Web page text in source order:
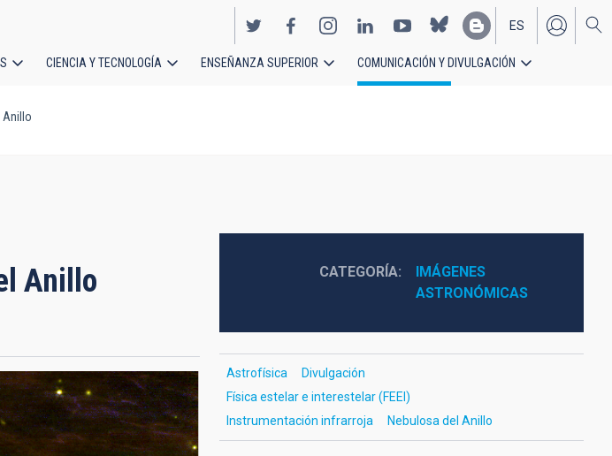
EN
ES
CIENCIA Y TECNOLOGÍA ENSEÑANZA SUPERIOR COMUNICACIÓN Y DIVULGACIÓN
Anillo
Anillo CATEGORÍA
IMÁGENES
ASTRONÓMICAS
Astrofísica
Divulgación
Física estelar e interestelar (FEEI)
Instrumentación infrarroja
Nebulosa del Anillo